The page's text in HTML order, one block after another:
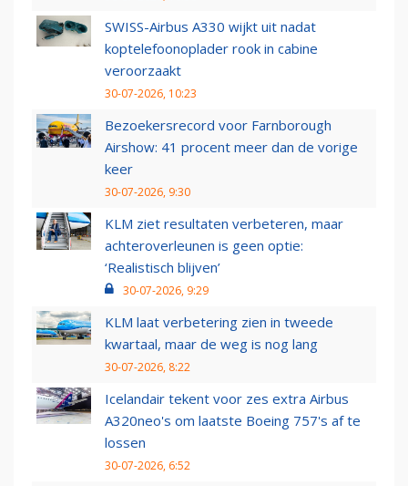
SWISS-Airbus A330 wijkt uit nadat
koptelefoonoplader rook in cabine
veroorzaakt
30-07-2026, 10:23
Bezoekersrecord voor Farnborough
Airshow: 41 procent meer dan de vorige
keer
30-07-2026, 9:30
KLM ziet resultaten verbeteren, maar
achteroverleunen is geen optie:
‘Realistisch blijven’
30-07-2026, 9:29
KLM laat verbetering zien in tweede
kwartaal, maar de weg is nog lang
30-07-2026, 8:22
Icelandair tekent voor zes extra Airbus
A320neo's om laatste Boeing 757's af te
lossen
30-07-2026, 6:52